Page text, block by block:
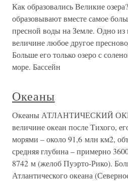
Как образовались Великие
образовывают вместе самое
пресной воды на Земле. Одно из
величине любое другое
Больше его только озеро с
море. Бассейн
Океаны
Океаны АТЛАНТИЧЕСКИЙ
величине океан после Тихого,
морями – около 91,6 млн км2,
средняя глубина – примерно
8742 м (желоб Пуэрто-Рико).
Атлантического океана